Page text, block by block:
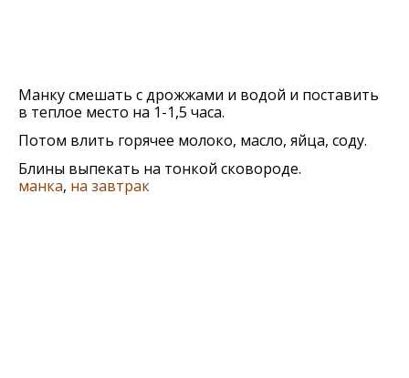
Манку смешать с дрожжами и водой и поставить
в теплое место на 1-1,5 часа.
Потом влить горячее молоко, масло, яйца, соду.
Блины выпекать на тонкой сковороде.
манка, на завтрак